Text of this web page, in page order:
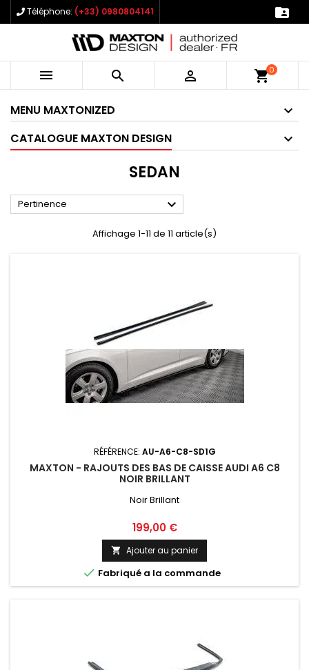
Téléphone: (+33) 0980804141 
   shopping_cart0
MENU MAXTONIZED
CATALOGUE MAXTON DESIGN
SEDAN
Pertinence 
Affichage 1-11 de 11 article(s)
RÉFÉRENCE: AU-A6-C8-SD1G
MAXTON - RAJOUTS DES BAS DE CAISSE AUDI A6 C8
NOIR BRILLANT
Noir Brillant
Prix
199,00 €
 Ajouter au panier
 Fabriqué a la commande